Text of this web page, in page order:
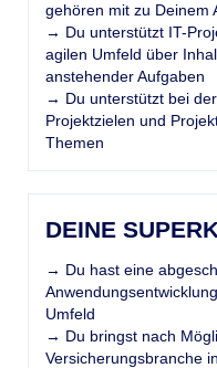
gehören mit zu Deinem
→ Du unterstützt IT-
agilen Umfeld über
anstehender Aufgaben
→ Du unterstützt bei
Projektzielen und
Themen
DEINE
→ Du hast eine
Umfeld
→ Du bringst nach
Versicherungsbranche